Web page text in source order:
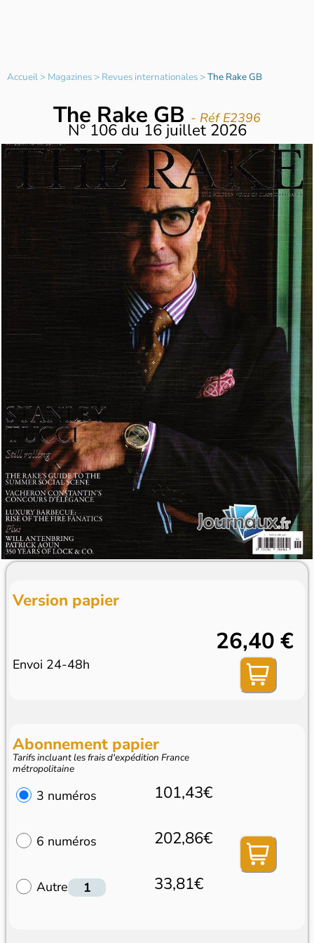
Accueil> Magazines> Revues internationales>The Rake GB
The Rake GB - Réf E2396
N°106du16 juillet 2026
Version papier
Envoi 24-48h
26,40 €
Abonnement papier
Tarifs incluant les frais d'expédition France
métropolitaine
3 numéros 101,43€
6 numéros 202,86€
Autre 33,81€